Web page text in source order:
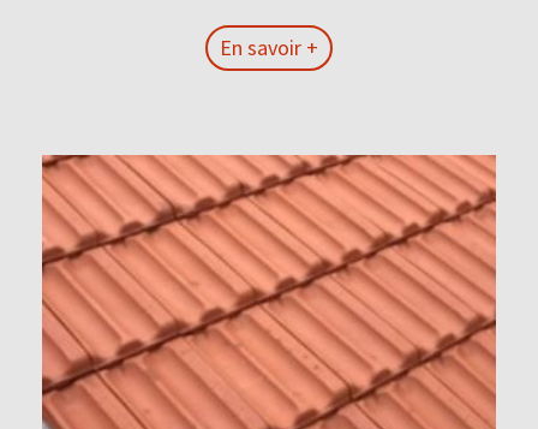
En savoir +